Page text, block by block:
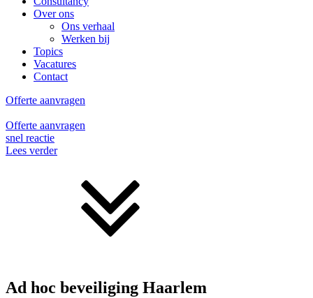
Over ons
Ons verhaal
Werken bij
Topics
Vacatures
Contact
Offerte aanvragen
Offerte aanvragen
snel reactie
Lees verder
Ad hoc beveiliging Haarlem